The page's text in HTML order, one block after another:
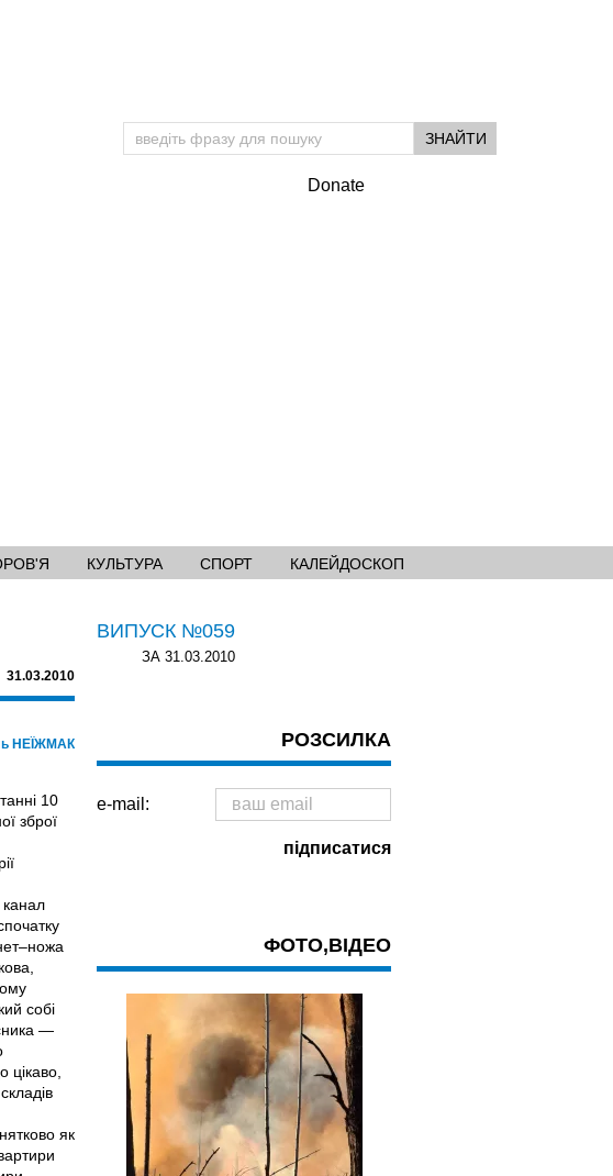
Donate
КУЛЬТУРА СПОРТ КАЛЕЙДОСКОП
31.03.2010
НЕЇЖМАК
10
зброї
собі
—
як
ВИПУСК №059
ЗА 31.03.2010
РОЗСИЛКА
e-mail:
ФОТО,ВІДЕО